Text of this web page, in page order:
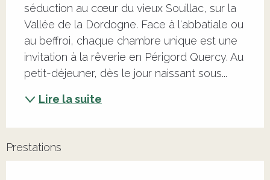
séduction au cœur du vieux Souillac, sur la
Vallée de la Dordogne. Face à l'abbatiale ou
au beffroi, chaque chambre unique est une
invitation à la rêverie en Périgord Quercy. Au
petit-déjeuner, dès le jour naissant sous...
Lire la suite
Prestations